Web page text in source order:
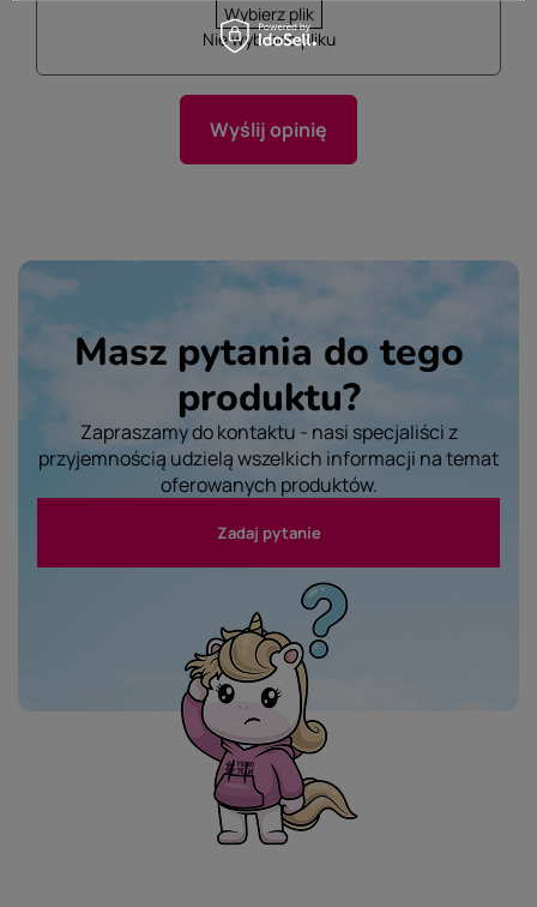
Wybierz plik
Nie wybrano pliku
Wyślij opinię
Masz pytania do tego
produktu?
Zapraszamy do kontaktu - nasi specjaliści z
przyjemnością udzielą wszelkich informacji na temat
oferowanych produktów.
Zadaj pytanie